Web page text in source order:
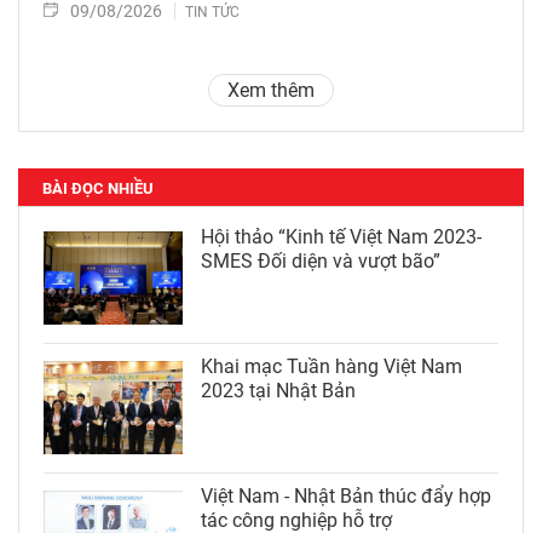
09/08/2026 TIN TỨC
Xem thêm
BÀI ĐỌC NHIỀU
Hội thảo “Kinh tế Việt Nam 2023-
SMES Đối diện và vượt bão”
Khai mạc Tuần hàng Việt Nam
2023 tại Nhật Bản
Việt Nam - Nhật Bản thúc đẩy hợp
tác công nghiệp hỗ trợ